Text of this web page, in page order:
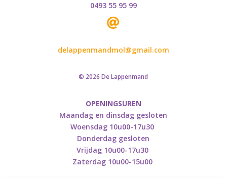
0493 55 95 99

delappenmandmol@gmail.com
© 2026 De Lappenmand
OPENINGSUREN
Maandag en dinsdag gesloten
Woensdag 10u00-17u30
Donderdag gesloten
Vrijdag 10u00-17u30
Zaterdag 10u00-15u00